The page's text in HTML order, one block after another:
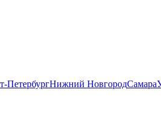
ПетербургНижний НовгородСамара